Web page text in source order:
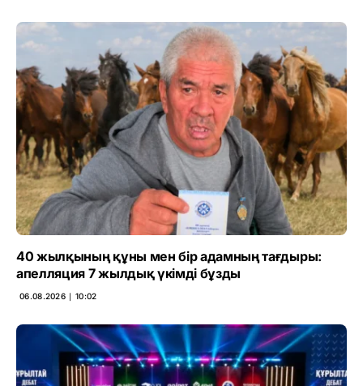
40 жылқының құны мен бір адамның тағдыры:
апелляция 7 жылдық үкімді бұзды
06.08.2026 ∣ 10:02